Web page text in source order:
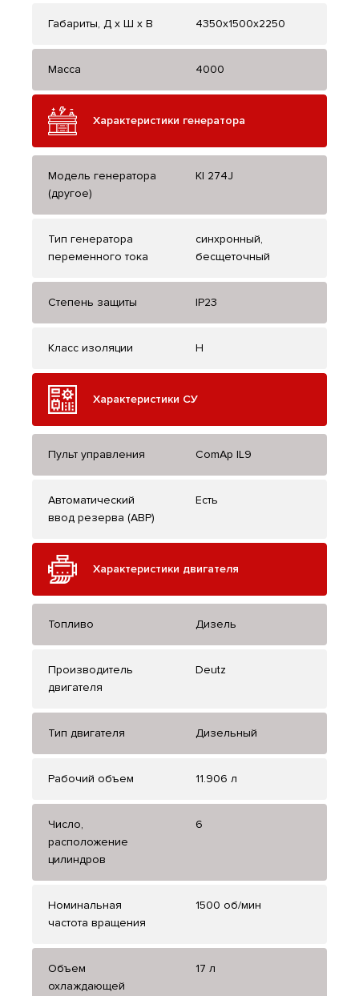
Габариты, Д x Ш x В 4350x1500x2250
Масса 4000
Характеристики генератора
Модель генератора
(другое)
KI 274J
Тип генератора
переменного тока
синхронный,
бесщеточный
Степень защиты IP23
Класс изоляции H
Характеристики СУ
Пульт управления ComAp IL9
Автоматический
ввод резерва (АВР)
Есть
Характеристики двигателя
Топливо Дизель
Производитель
двигателя
Deutz
Тип двигателя Дизельный
Рабочий объем 11.906 л
Число,
расположение
цилиндров
6
Номинальная
частота вращения
1500 об/мин
Объем
охлаждающей
17 л